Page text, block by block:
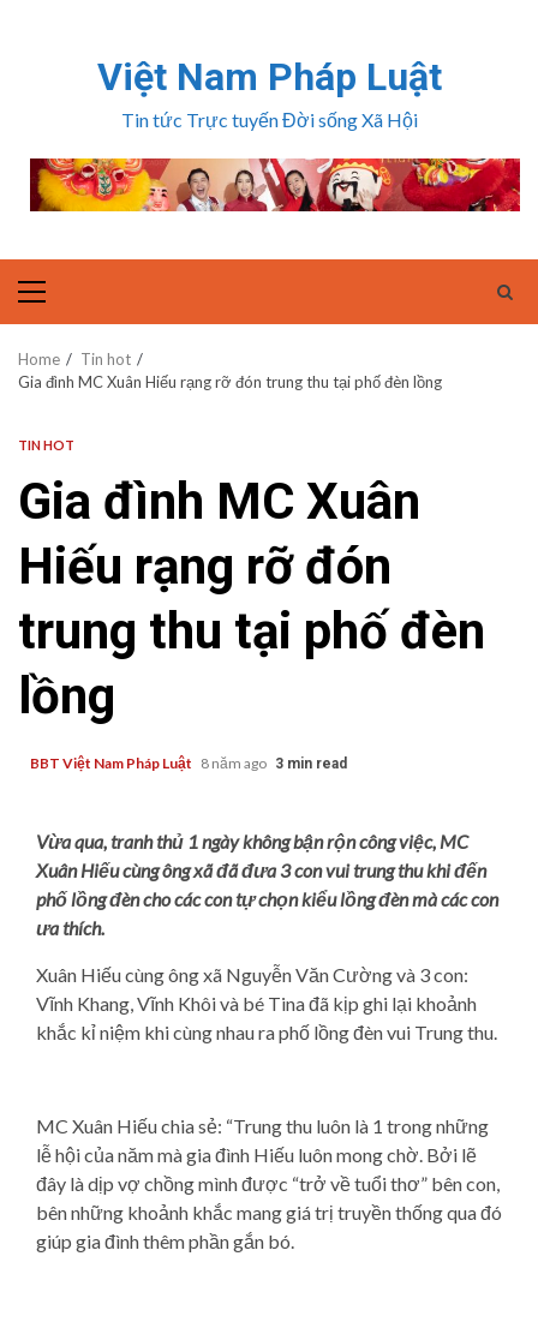
Việt Nam Pháp Luật
Tin tức Trực tuyến Đời sống Xã Hội
Primary
Menu
Home
Tin hot
Gia đình MC Xuân Hiếu rạng rỡ đón trung thu tại phố đèn lồng
TIN HOT
Gia đình MC Xuân
Hiếu rạng rỡ đón
trung thu tại phố đèn
lồng
BBT Việt Nam Pháp Luật 8 năm ago 3 min read
Vừa qua, tranh thủ 1 ngày không bận rộn công việc, MC
Xuân Hiếu cùng ông xã đã đưa 3 con vui trung thu khi đến
phố lồng đèn cho các con tự chọn kiểu lồng đèn mà các con
ưa thích.
Xuân Hiếu cùng ông xã Nguyễn Văn Cường và 3 con:
Vĩnh Khang, Vĩnh Khôi và bé Tina đã kịp ghi lại khoảnh
khắc kỉ niệm khi cùng nhau ra phố lồng đèn vui Trung thu.
MC Xuân Hiếu chia sẻ: “Trung thu luôn là 1 trong những
lễ hội của năm mà gia đình Hiếu luôn mong chờ. Bởi lẽ
đây là dịp vợ chồng mình được “trở về tuổi thơ” bên con,
bên những khoảnh khắc mang giá trị truyền thống qua đó
giúp gia đình thêm phần gắn bó.